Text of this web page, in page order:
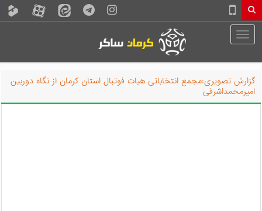
گزارش تصویری:مجمع انتخاباتی هیات فوتبال استان کرمان از نگاه دوربین
امیرمحمداشرفی